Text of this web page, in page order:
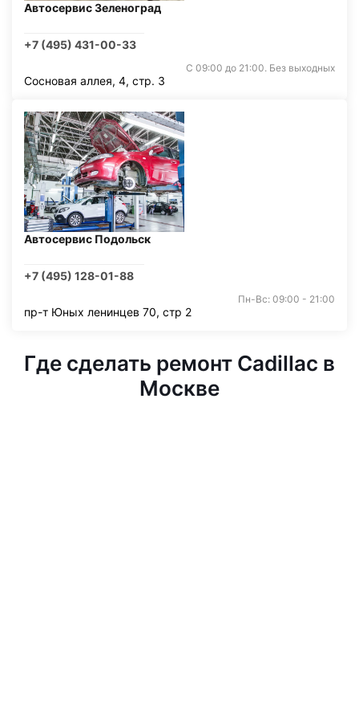
Автосервис Зеленоград
+7 (495) 431-00-33
С 09:00 до 21:00. Без выходных
Сосновая аллея, 4, стр. 3
Автосервис Подольск
+7 (495) 128-01-88
Пн-Вс: 09:00 - 21:00
пр-т Юных ленинцев 70, стр 2
Где сделать ремонт Cadillac в
Москве